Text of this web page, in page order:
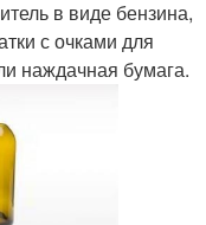
в виде бензина,
с очками для
наждачная бумага.